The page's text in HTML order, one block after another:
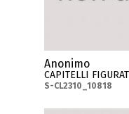
Anonimo
CAPITELLI
S-CL2310_10818